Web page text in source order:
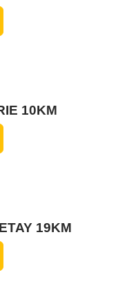
10KM
19KM